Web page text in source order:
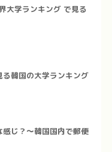
大学ランキング で見る
韓国の大学ランキング
じ？～韓国国内で郵便